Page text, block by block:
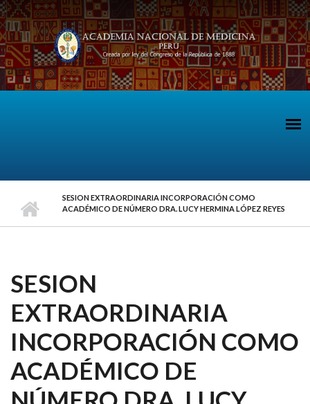
Pasar al contenido principal
SESION EXTRAORDINARIA INCORPORACIÓN COMO
ACADÉMICO DE NÚMERO DRA. LUCY HERMINA LÓPEZ REYES
SESION
EXTRAORDINARIA
INCORPORACIÓN COMO
ACADÉMICO DE